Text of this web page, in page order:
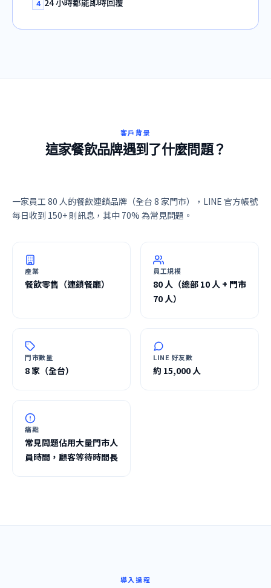
4 24 小時都能即時回覆
客戶背景
這家餐飲品牌遇到了什麼問題？
一家員工 80 人的餐飲連鎖品牌（全台 8 家門市），LINE 官方帳號
每日收到 150+ 則訊息，其中 70% 為常見問題。
產業
餐飲零售（連鎖餐廳）
員工規模
80 人（總部 10 人 + 門市
70 人）
門市數量
8 家（全台）
LINE 好友數
約 15,000 人
痛點
常見問題佔用大量門市人
員時間，顧客等待時間長
導入過程